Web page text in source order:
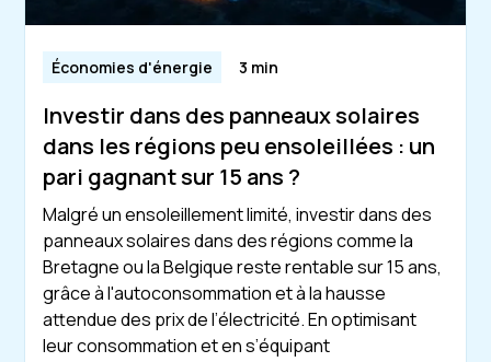
Économies d'énergie 3 min
Investir dans des panneaux solaires
dans les régions peu ensoleillées : un
pari gagnant sur 15 ans ?
Malgré un ensoleillement limité, investir dans des
panneaux solaires dans des régions comme la
Bretagne ou la Belgique reste rentable sur 15 ans,
grâce à l'autoconsommation et à la hausse
attendue des prix de l’électricité. En optimisant
leur consommation et en s’équipant